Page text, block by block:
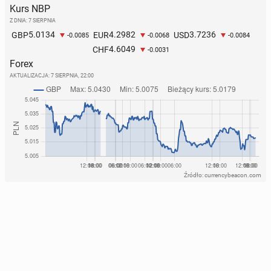
Kurs NBP
Z DNIA: 7 SIERPNIA
GBP5.0134 -0.0085 EUR4.2982 -0.0068 USD3.7236 -0.0084
CHF4.6049 -0.0031
Forex
AKTUALIZACJA: 7 SIERPNIA, 22:00
Źródło: currencybeacon.com